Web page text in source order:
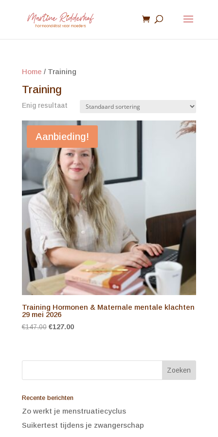
Home / Training
Training
Enig resultaat
Aanbieding!
Training Hormonen & Maternale mentale klachten
29 mei 2026
€147.00 Oorspronkelijke
€147.00.
€127.00Huidige
€127.00.
Recente berichten
Zo werkt je menstruatiecyclus
Suikertest tijdens je zwangerschap